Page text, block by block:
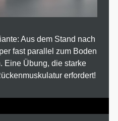
Aus dem Stand nach
fast parallel zum Boden
Eine Übung, die starke
erfordert!